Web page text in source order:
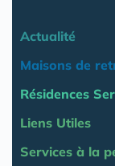
Actualité
Maisons de
Résidences
Liens Utiles
Services à la